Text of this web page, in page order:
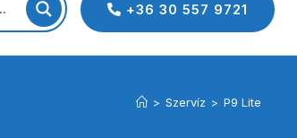
+36 30 557 9721
> Szervíz > P9 Lite